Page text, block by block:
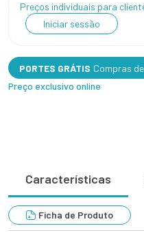
Preços individuais para
Iniciar sessão
PORTES GRÁTIS Compras
Preço exclusivo online
Características
Ficha de Produto